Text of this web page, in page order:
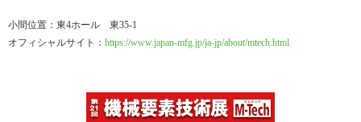
小間位置：東4ホール 東35-1
オフィシャルサイト： https://www.japan-mfg.jp/ja-jp/about/mtech.html